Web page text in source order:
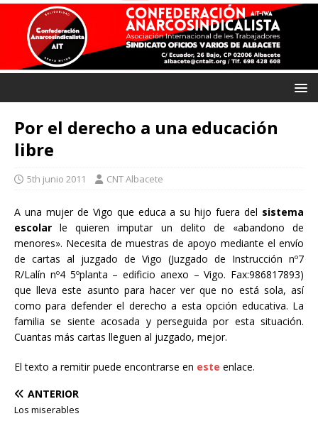
Por el derecho a una educación
libre
5th junio 2011 CNT Albacete
A una mujer de Vigo que educa a su hijo fuera del sistema
escolar le quieren imputar un delito de «abandono de
menores». Necesita de muestras de apoyo mediante el envío
de cartas al juzgado de Vigo (Juzgado de Instrucción nº7
R/Lalín nº4 5ºplanta – edificio anexo – Vigo. Fax:986817893)
que lleva este asunto para hacer ver que no está sola, así
como para defender el derecho a esta opción educativa. La
familia se siente acosada y perseguida por esta situación.
Cuantas más cartas lleguen al juzgado, mejor.
El texto a remitir puede encontrarse en este enlace.
ANTERIOR
Los miserables